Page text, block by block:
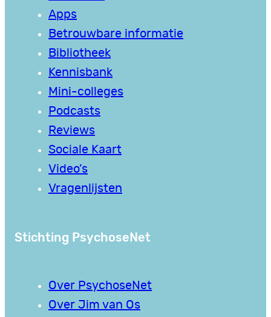
Apps
Betrouwbare informatie
Bibliotheek
Kennisbank
Mini-colleges
Podcasts
Reviews
Sociale Kaart
Video’s
Vragenlijsten
Stichting PsychoseNet
Over PsychoseNet
Over Jim van Os